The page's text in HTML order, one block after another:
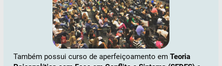
Também possui curso de aperfeiçoamento em Teoria